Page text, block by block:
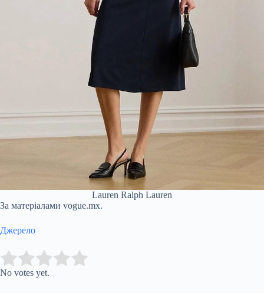
Lauren Ralph Lauren
За матеріалами vogue.mx.
Джерело
Rate this item:
No votes yet.